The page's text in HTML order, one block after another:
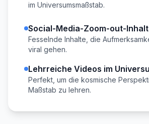
im Universumsmaßstab.
Social-Media-Zoom-out-
Fesselnde Inhalte, die
viral gehen.
Lehrreiche Videos im
Perfekt, um die kosmische
Maßstab zu lehren.